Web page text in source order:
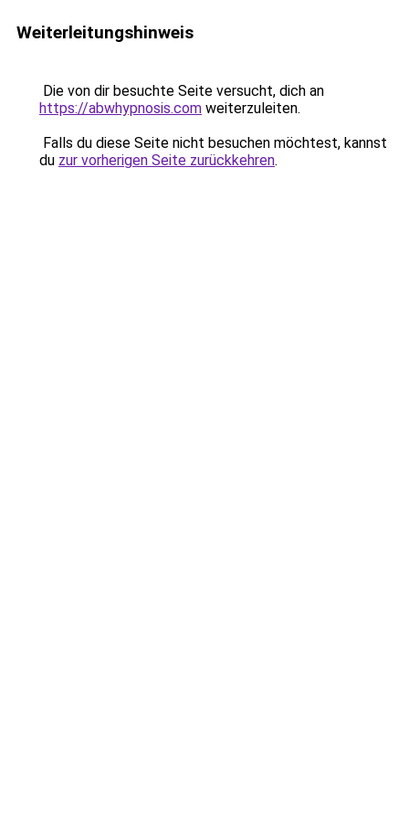
Weiterleitungshinweis
Die von dir besuchte Seite versucht, dich an
https://abwhypnosis.com weiterzuleiten.
Falls du diese Seite nicht besuchen möchtest, kannst
du zur vorherigen Seite zurückkehren.